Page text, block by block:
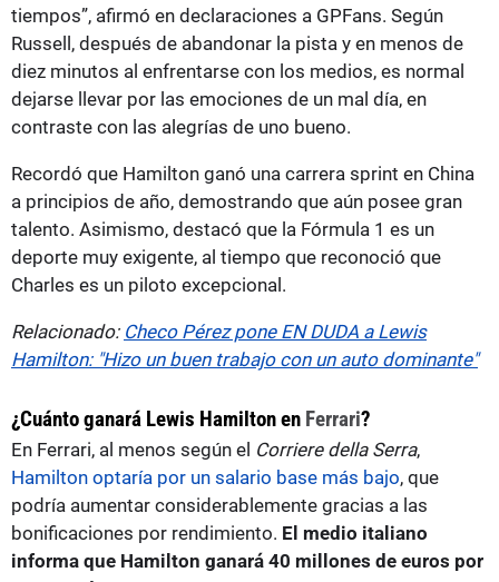
tiempos”, afirmó en declaraciones a GPFans. Según
Russell, después de abandonar la pista y en menos de
diez minutos al enfrentarse con los medios, es normal
dejarse llevar por las emociones de un mal día, en
contraste con las alegrías de uno bueno.
Recordó que Hamilton ganó una carrera sprint en China
a principios de año, demostrando que aún posee gran
talento. Asimismo, destacó que la Fórmula 1 es un
deporte muy exigente, al tiempo que reconoció que
Charles es un piloto excepcional.
Relacionado: Checo Pérez pone EN DUDA a Lewis
Hamilton: "Hizo un buen trabajo con un auto dominante"
¿Cuánto ganará Lewis Hamilton en Ferrari?
En Ferrari, al menos según el Corriere della Serra,
Hamilton optaría por un salario base más bajo, que
podría aumentar considerablemente gracias a las
bonificaciones por rendimiento. El medio italiano
informa que Hamilton ganará 40 millones de euros por